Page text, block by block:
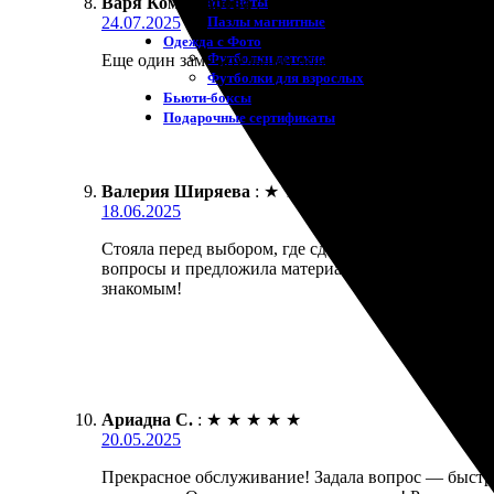
Пазлы магнитные
Одежда с Фото
Футболки детские
Футболки для взрослых
Бьюти-боксы
Подарочные сертификаты
24.07.2025
Еще один замечательный опыт! Заказывала
Валерия Ширяева : ★ ★
18.06.2025
Стояла перед выбором, где сделать магниты.
вопросы и предложила материалы. Доставка
знакомым!
Ариадна С. : ★ ★ ★ ★ ★
20.05.2025
Прекрасное обслуживание! Задала вопрос —